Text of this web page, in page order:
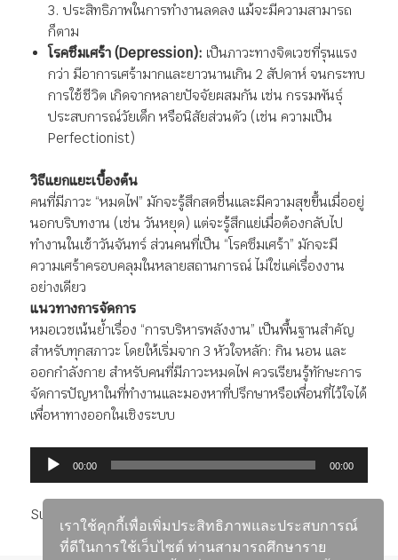
3. ประสิทธิภาพในการทำงานลดลง แม้จะมีความสามารถ
ก็ตาม
โรคซึมเศร้า (Depression): เป็นภาวะทางจิตเวชที่รุนแรง
กว่า มีอาการเศร้ามากและยาวนานเกิน 2 สัปดาห์ จนกระทบ
การใช้ชีวิต เกิดจากหลายปัจจัยผสมกัน เช่น กรรมพันธุ์
ประสบการณ์วัยเด็ก หรือนิสัยส่วนตัว (เช่น ความเป็น
Perfectionist)
วิธีแยกแยะเบื้องต้น
คนที่มีภาวะ “หมดไฟ” มักจะรู้สึกสดชื่นและมีความสุขขึ้นเมื่ออยู่
นอกบริบทงาน (เช่น วันหยุด) แต่จะรู้สึกแย่เมื่อต้องกลับไป
ทำงานในเช้าวันจันทร์ ส่วนคนที่เป็น “โรคซึมเศร้า” มักจะมี
ความเศร้าครอบคลุมในหลายสถานการณ์ ไม่ใช่แค่เรื่องงาน
อย่างเดียว
แนวทางการจัดการ
หมอเวชเน้นย้ำเรื่อง “การบริหารพลังงาน” เป็นพื้นฐานสำคัญ
สำหรับทุกสภาวะ โดยให้เริ่มจาก 3 หัวใจหลัก: กิน นอน และ
ออกกำลังกาย สำหรับคนที่มีภาวะหมดไฟ ควรเรียนรู้ทักษะการ
จัดการปัญหาในที่ทำงานและมองหาที่ปรึกษาหรือเพื่อนที่ไว้ใจได้
เพื่อหาทางออกในเชิงระบบ
ไฟล์
เสียง
00:00 00:00
Subscribe: RSS
เราใช้คุกกี้เพื่อเพิ่มประสิทธิภาพและประสบการณ์
ที่ดีในการใช้เว็บไซต์ ท่านสามารถศึกษาราย